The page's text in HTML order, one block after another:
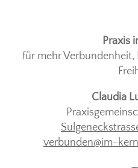
Praxis
für mehr
Claudia
verbunden@im-